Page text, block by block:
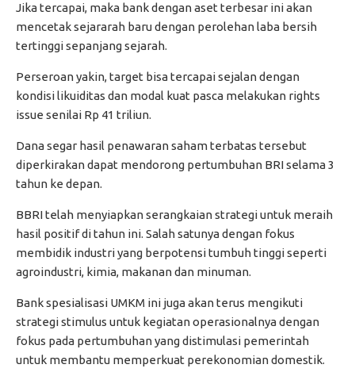
Jika tercapai, maka bank dengan aset terbesar ini akan
mencetak sejararah baru dengan perolehan laba bersih
tertinggi sepanjang sejarah.
Perseroan yakin, target bisa tercapai sejalan dengan
kondisi likuiditas dan modal kuat pasca melakukan rights
issue senilai Rp 41 triliun.
Dana segar hasil penawaran saham terbatas tersebut
diperkirakan dapat mendorong pertumbuhan BRI selama 3
tahun ke depan.
BBRI telah menyiapkan serangkaian strategi untuk meraih
hasil positif di tahun ini. Salah satunya dengan fokus
membidik industri yang berpotensi tumbuh tinggi seperti
agroindustri, kimia, makanan dan minuman.
Bank spesialisasi UMKM ini juga akan terus mengikuti
strategi stimulus untuk kegiatan operasionalnya dengan
fokus pada pertumbuhan yang distimulasi pemerintah
untuk membantu memperkuat perekonomian domestik.